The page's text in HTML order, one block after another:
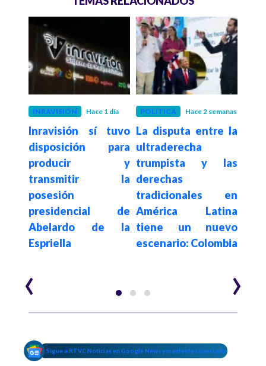
INRAVISIÓN Hace 1 día
Inravisión sí tuvo
disposición para
producir y
transmitir la
posesión
presidencial de
Abelardo de la
Espriella
POLÍTICA Hace 2 semanas
La disputa entre la
ultraderecha
trumpista y las
derechas
tradicionales en
América Latina
tiene un nuevo
escenario: Colombia
‹ ›
Sigue a RTVC Noticias en Google News y mantente conectado